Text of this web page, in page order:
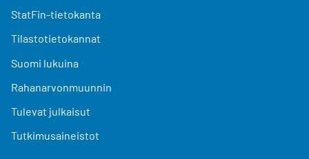
StatFin-tietokanta
Tilastotietokannat
Suomi lukuina
Rahanarvonmuunnin
Tulevat julkaisut
Tutkimusaineistot